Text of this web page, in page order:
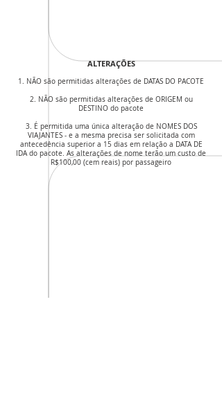
1. NÃO são permitidas alterações de DATAS DO PACOTE
2. NÃO são permitidas alterações de ORIGEM ou
DESTINO do pacote
3. É permitida uma única alteração de NOMES DOS
VIAJANTES - e a mesma precisa ser solicitada com
antecedência superior a 15 dias em relação a DATA DE
IDA do pacote. As alterações de nome terão um custo de
R$100,00 (cem reais) por passageiro
ALTERAÇÕES